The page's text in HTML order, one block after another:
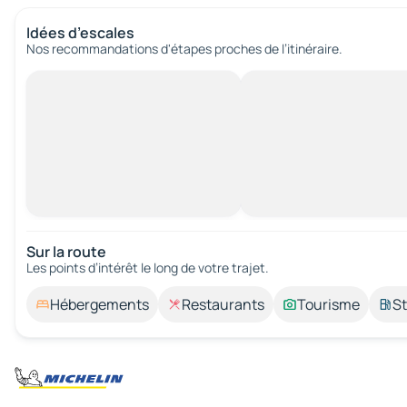
Idées d’escales
Nos recommandations d'étapes proches de l’itinéraire.
Sur la route
Les points d’intérêt le long de votre trajet.
Hébergements Restaurants Tourisme